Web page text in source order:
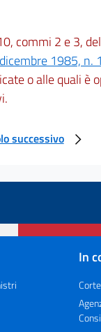
commi 2 e 3,
1985, n.
o alle quali è
successivo
In